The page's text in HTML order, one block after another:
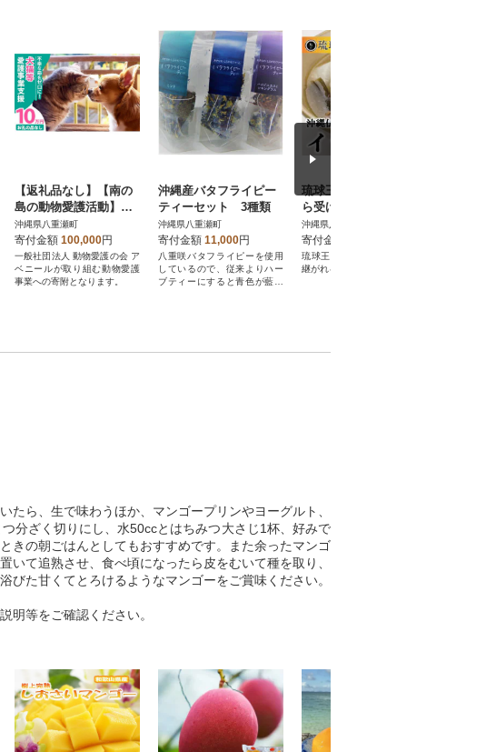
【返礼品なし】【南の
島の動物愛護活動】犬
と猫と人にとって住み
よい社会づくりをサポ
ート(10万円)
沖縄県八重瀬町
寄付金額 100,000円
一般社団法人 動物愛護の会 ア
ベニールが取り組む動物愛護
事業への寄附となります。
沖縄産バタフライピー
ティーセット 3種類
沖縄県八重瀬町
寄付金額 11,000円
八重咲バタフライピーを使用
しているので、従来よりハー
ブティーにすると青色が藍色
琉球王国の宮廷料理か
ら受け継がれる沖縄料
理、冷凍イラブー汁(約
650g)
沖縄県八重瀬町
寄付金額
琉球王国の宮廷料理から受け
継がれるイラブー汁
ら、生で味わうほか、マンゴープリンやヨーグルト、
分ざく切りにし、水50ccとはちみつ大さじ1杯、好みで
きの朝ごはんとしてもおすすめです。また余ったマンゴ
て追熟させ、食べ頃になったら皮をむいて種を取り、
た甘くてとろけるようなマンゴーをご賞味ください。
明等をご確認ください。